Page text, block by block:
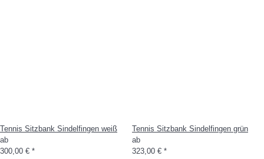
Tennis Sitzbank Sindelfingen weiß
ab
300,00 € *
Tennis Sitzbank Sindelfingen grün
ab
323,00 € *